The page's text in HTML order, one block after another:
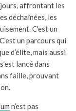
jours, affrontant les
déchaînées, les
C’est un
un parcours qui
d’élite, mais aussi
lancé dans
faille, prouvant
n’est pas